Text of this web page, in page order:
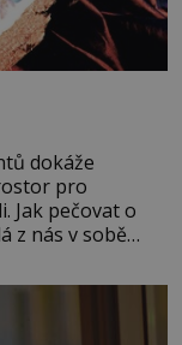
dokáže
pro
Jak pečovat o
z nás v sobě
Ohnivá znamení
a Střelce v sobě